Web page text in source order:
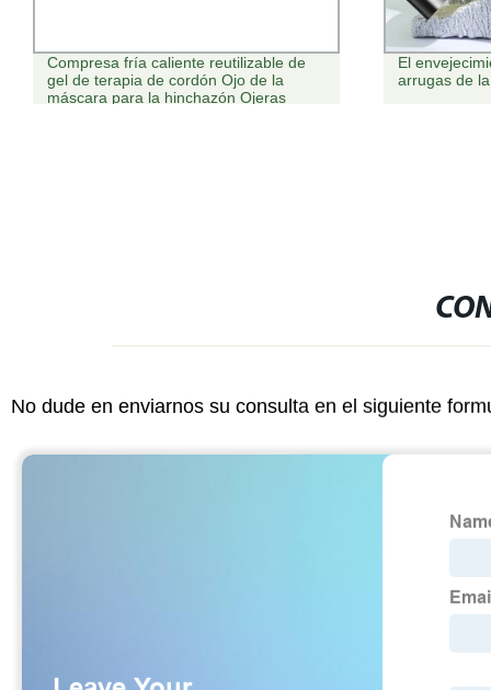
Compresa fría caliente reutilizable de
gel de terapia de cordón Ojo de la
máscara para la hinchazón Ojeras
El
arrugas de
No dude en enviarnos su consulta en el siguiente